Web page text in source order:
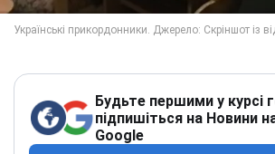
Будьте першими у курсі
підпишіться на Новини
Google